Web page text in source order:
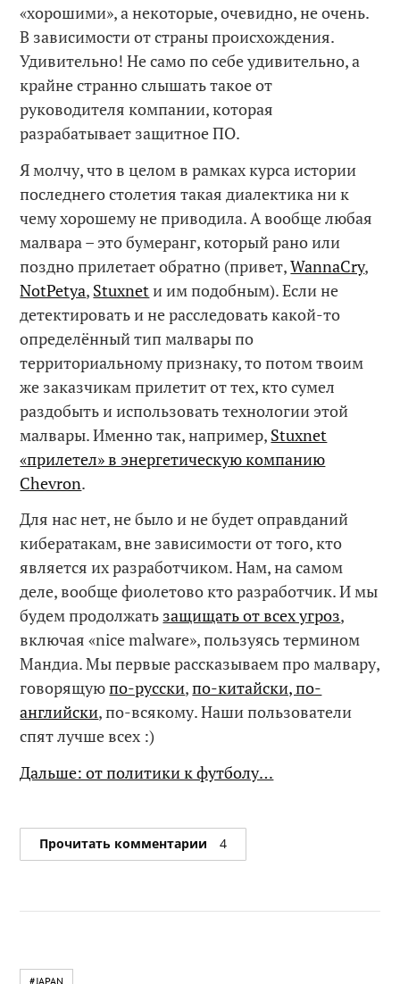
«хорошими», а некоторые, очевидно, не очень.
В зависимости от страны происхождения.
Удивительно! Не само по себе удивительно, а
крайне странно слышать такое от
руководителя компании, которая
разрабатывает защитное ПО.
Я молчу, что в целом в рамках курса истории
последнего столетия такая диалектика ни к
чему хорошему не приводила. А вообще любая
малвара – это бумеранг, который рано или
поздно прилетает обратно (привет,WannaCry,
NotPetya, Stuxnet и им подобным). Если не
детектировать и не расследовать какой-то
определённый тип малвары по
территориальному признаку, то потом твоим
же заказчикам прилетит от тех, кто сумел
раздобыть и использовать технологии этой
малвары. Именно так, например, Stuxnet
«прилетел» в энергетическую компанию
Chevron.
Для нас нет, не было и не будет оправданий
кибератакам, вне зависимости от того, кто
является их разработчиком. Нам, на самом
деле, вообще фиолетово кто разработчик. И мы
будем продолжать защищать от всех угроз,
включая «nice malware», пользуясь термином
Мандиа. Мы первые рассказываем про малвару,
говорящуюпо-русски,по-китайски, по-
английски, по-всякому. Наши пользователи
спят лучше всех :)
Дальше: от политики к футболу…
Прочитать комментарии 4
#JAPAN